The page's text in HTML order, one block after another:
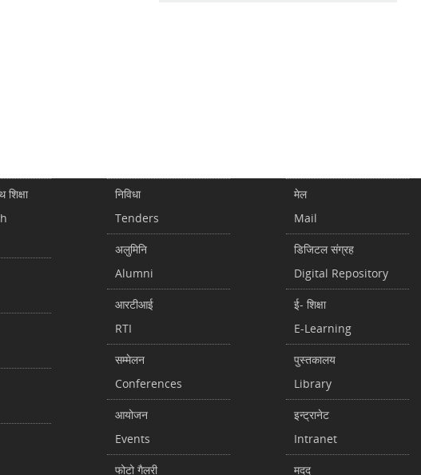
शिक्षा
निविधा
Tenders
अलुमिनि
Alumni
आरटीआई
RTI
सम्मेलन
Conferences
आयोजन
Events
फोटो गैलरी
मेल
Mail
डिजिटल संग्रह
Digital Repository
ई- शिक्षा
E-Learning
पुस्तकालय
Library
इन्ट्रानेट
Intranet
मदद